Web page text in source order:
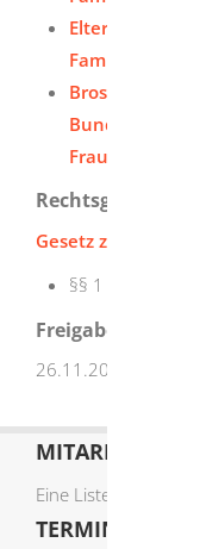
Elterngeld-
Familie,
Broschüre
Frauen und
Rechtsgrundlage
Gesetz zum
§§ 1 - 4
Freigabevermerk
26.11.2025
Eine Liste der
TERMIN